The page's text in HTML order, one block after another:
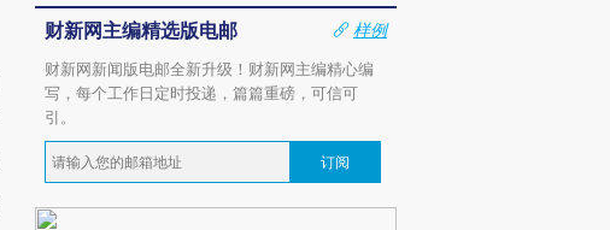
财新网主编精选版电邮
样例
财新网新闻版电邮全新升级！财新网主编精心编
写，每个工作日定时投递，篇篇重磅，可信可
引。
订阅